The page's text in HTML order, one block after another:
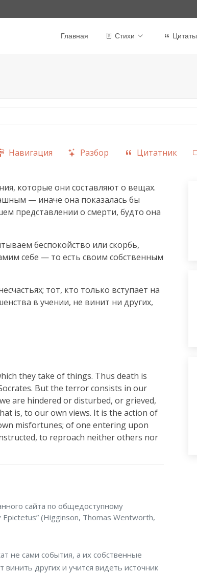
Главная Стихи Цитаты
Навигация Разбор Цитатник
которые они составляют о вещах.
— иначе она показалась бы
представлении о смерти, будто она
беспокойство или скорбь,
себе — то есть своим собственным
тот, кто только вступает на
в учении, не винит ни других,
they take of things. Thus death is
But the terror consists in our
are hindered or disturbed, or grieved,
is, to our own views. It is the action of
misfortunes; of one entering upon
to reproach neither others nor
сайта по общедоступному
Epictetus” (Higginson, Thomas Wentworth,
не сами события, а их собственные
винить других и учится видеть источник